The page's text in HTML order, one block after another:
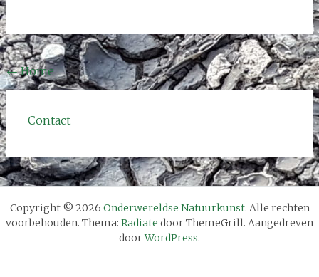
Bericht
navigatie
←Home
Contact
Copyright © 2026 Onderwereldse Natuurkunst. Alle rechten
voorbehouden. Thema: Radiate door ThemeGrill. Aangedreven
doorWordPress.